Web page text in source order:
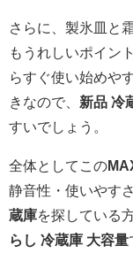
さらに、製氷皿と
もうれしいポイン
らすぐ使い始めや
きなので、 新品 冷
すいでしょう。
全体としてこの
静音性・使いやす
蔵庫を探している方
らし 冷蔵庫 大容量